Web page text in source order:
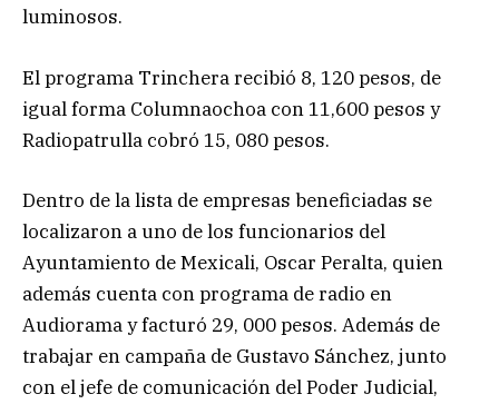
luminosos.
El programa Trinchera recibió 8, 120 pesos, de
igual forma Columnaochoa con 11,600 pesos y
Radiopatrulla cobró 15, 080 pesos.
Dentro de la lista de empresas beneficiadas se
localizaron a uno de los funcionarios del
Ayuntamiento de Mexicali, Oscar Peralta, quien
además cuenta con programa de radio en
Audiorama y facturó 29, 000 pesos. Además de
trabajar en campaña de Gustavo Sánchez, junto
con el jefe de comunicación del Poder Judicial,